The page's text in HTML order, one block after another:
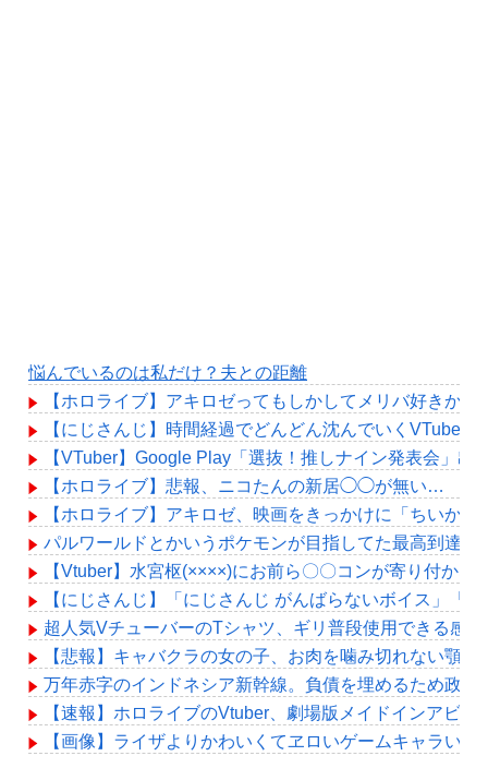
悩んでいるのは私だけ？夫との距離
【ホロライブ】アキロゼってもしかしてメリバ好きか？
【にじさんじ】時間経過でどんどん沈んでいくVTuber
【VTuber】Google Play「選抜！推しナイン発表会」
【ホロライブ】悲報、ニコたんの新居◯◯が無い…
【ホロライブ】アキロゼ、映画をきっかけに「ちいか
パルワールドとかいうポケモンが目指してた最高到達地
【Vtuber】水宮枢(××××)にお前ら〇〇コンが寄り付かな
【にじさんじ】「にじさんじ がんばらないボイス」「
超人気VチューバーのTシャツ、ギリ普段使用できる感
【悲報】キャバクラの女の子、お肉を噛み切れない顎
万年赤字のインドネシア新幹線。負債を埋めるため政府
【速報】ホロライブのVtuber、劇場版メイドインアビ
【画像】ライザよりかわいくてヱロいゲームキャラいる